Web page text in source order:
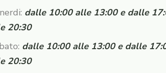
dalle 10:00 alle 13:00 e dalle
20:30
dalle 10:00 alle 13:00 e dalle
20:30